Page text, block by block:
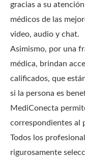
gracias a su
médicos de las
video, audio y chat.
Asimismo, por una
médica, brindan
calificados, que
si la persona es
MediConecta
correspondientes al
Todos los
rigurosamente